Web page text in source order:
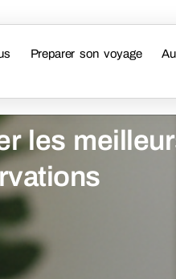
Preparer son voyage
les